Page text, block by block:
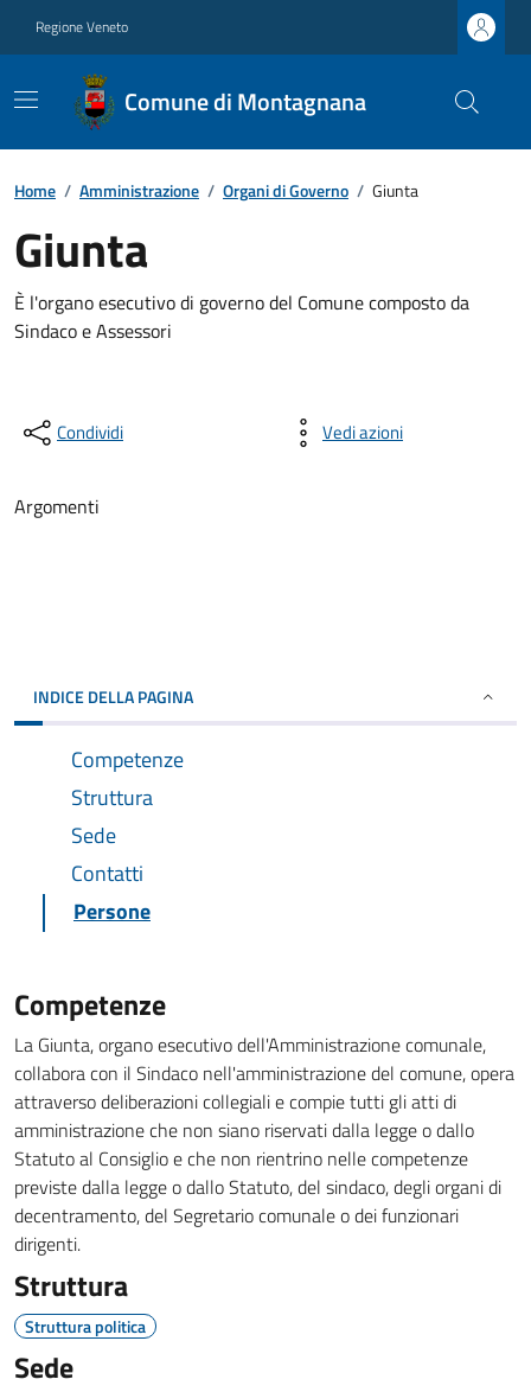
Regione Veneto
Comune di Montagnana
Home / Amministrazione / Organi di Governo / Giunta
Giunta
È l'organo esecutivo di governo del Comune composto da
Sindaco e Assessori
Condividi Vedi azioni
Argomenti
INDICE DELLA PAGINA
Competenze
Struttura
Sede
Contatti
Persone
Competenze
La Giunta, organo esecutivo dell'Amministrazione comunale,
collabora con il Sindaco nell'amministrazione del comune, opera
attraverso deliberazioni collegiali e compie tutti gli atti di
amministrazione che non siano riservati dalla legge o dallo
Statuto al Consiglio e che non rientrino nelle competenze
previste dalla legge o dallo Statuto, del sindaco, degli organi di
decentramento, del Segretario comunale o dei funzionari
dirigenti.
Struttura
Struttura politica
Sede